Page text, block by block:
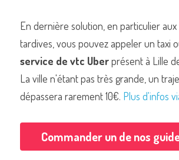
En dernière solution, en particulier
tardives, vous pouvez appeler un taxi
service de vtc Uber présent à Lille
La ville n'étant pas très grande, un
dépassera rarement 10€. Plus d'infos
Commander un de nos